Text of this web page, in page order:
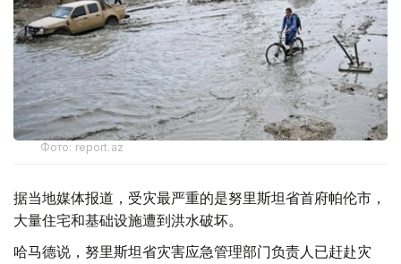
Фото: report.az
据当地媒体报道，受灾最严重的是努里斯坦省首府帕伦市，
大量住宅和基础设施遭到洪水破坏。
哈马德说，努里斯坦省灾害应急管理部门负责人已赶赴灾